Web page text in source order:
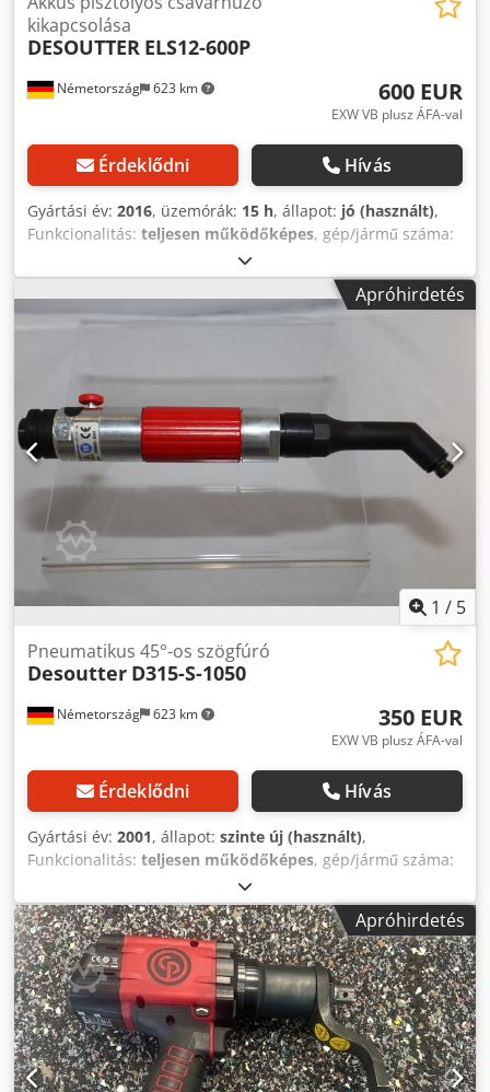
Németország 623 km
kikapcsolása
DESOUTTER ELS12-600P
600 EUR
EXW VB plusz ÁFA-val
Érdeklődni Hívás
Gyártási év: 2016, üzemórák: 15 h, állapot: jó (használt),
Funkcionalitás: teljesen működőképes, gép/jármű száma:
, Bemutatóeszköz-készletünkből, tesztelt és
teljesen működőképes: Desoutter E-Lit Premium akkus
pisztoly típusú csavarhúzó ELS12-600P sebesség
beállítással (opcionális modulon keresztül) Alapjárati
Nm Kimenet: Hex 1/4" F Hossz: 215 mm Súly elem nélkül:
0,8 kg Ipari gyártáshoz és karbantartáshoz egyéb
szerszámok kérésre. Dcsdpfxov Iphue Am Esk
Apróhirdetés
1 / 5
Németország 623 km
Pneumatikus 45°-os szögfúró
Desoutter D315-S-1050
350 EUR
EXW VB plusz ÁFA-val
Érdeklődni Hívás
Gyártási év: 2001, állapot: szinte új (használt),
Funkcionalitás: teljesen működőképes, gép/jármű száma:
, Bemutató eszközkészletünkből, tesztelt és
teljesen működőképes: új Desoutter D315-S-1050
pneumatikus 45°-os szögfúró nyomógombos indítással
Teljesítmény: 280 W Dcodsv Inwzspfx Am Esk Alapjárati
fordulatszám: 1050 perc-1 Hossz: 291 mm Súly: 0,90 kg
Ipari gyártáshoz és karbantartáshoz egyéb szerszámok
kérésre.
Apróhirdetés